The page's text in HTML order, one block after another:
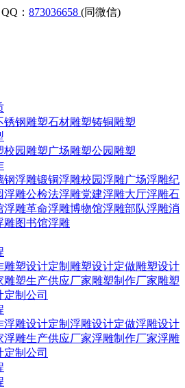
QQ： 873036658 (同微信)
锈钢雕塑石材雕塑铸铜雕塑
校园雕塑广场雕塑公园雕塑
钢浮雕锻铜浮雕校园浮雕广场浮雕纪
浮雕公检法浮雕党建浮雕大厅浮雕石
浮雕革命浮雕博物馆浮雕部队浮雕消
雕图书馆浮雕
雕塑设计定制 雕塑设计定做雕塑设计
雕塑生产供应厂家雕塑制作厂家雕塑
定制公司
浮雕设计定制 浮雕设计定做浮雕设计
浮雕生产供应厂家浮雕制作厂家浮雕
定制公司